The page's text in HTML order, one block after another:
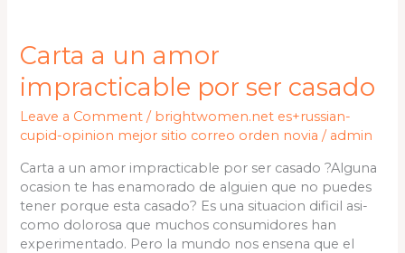
Carta a un amor
impracticable por ser casado
Leave a Comment / brightwomen.net es+russian-
cupid-opinion mejor sitio correo orden novia / admin
Carta a un amor impracticable por ser casado ?Alguna
ocasion te has enamorado de alguien que no puedes
tener porque esta casado? Es una situacion dificil asi­
como dolorosa que muchos consumidores han
experimentado. Pero la mundo nos ensena que el
Carta
a
un
impracticable
por
ser
casado